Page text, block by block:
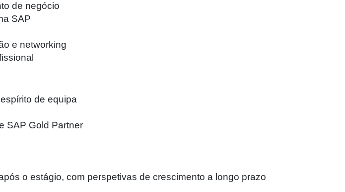
de negócio
SAP
e networking
de equipa
SAP Gold Partner
o estágio, com perspetivas de crescimento a longo prazo